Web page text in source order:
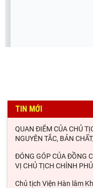
TIN MỚI
QUAN ĐIỂM CỦA CHỦ
NGUYÊN TẮC, BẢN
ĐÓNG GÓP CỦA ĐỒNG
VỊ CHỦ TỊCH CHÍNH
Chủ tịch Viện Hàn lâm